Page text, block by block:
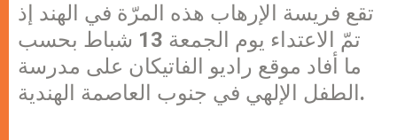
تقع فريسة الإرهاب هذه المرّة في الهند إذ
تمّ الاعتداء يوم الجمعة 13 شباط بحسب
ما أفاد موقع راديو الفاتيكان على مدرسة
الطفل الإلهي في جنوب العاصمة الهندية.